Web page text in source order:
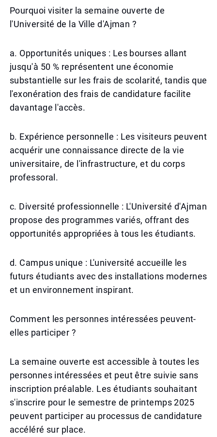
Pourquoi visiter la semaine ouverte de
l'Université de la Ville d'Ajman ?
a. Opportunités uniques : Les bourses allant
jusqu'à 50 % représentent une économie
substantielle sur les frais de scolarité, tandis que
l'exonération des frais de candidature facilite
davantage l'accès.
b. Expérience personnelle : Les visiteurs peuvent
acquérir une connaissance directe de la vie
universitaire, de l'infrastructure, et du corps
professoral.
c. Diversité professionnelle : L'Université d'Ajman
propose des programmes variés, offrant des
opportunités appropriées à tous les étudiants.
d. Campus unique : L'université accueille les
futurs étudiants avec des installations modernes
et un environnement inspirant.
Comment les personnes intéressées peuvent-
elles participer ?
La semaine ouverte est accessible à toutes les
personnes intéressées et peut être suivie sans
inscription préalable. Les étudiants souhaitant
s'inscrire pour le semestre de printemps 2025
peuvent participer au processus de candidature
accéléré sur place.